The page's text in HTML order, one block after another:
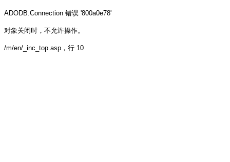
ADODB.Connection 错误 '800a0e78'
对象关闭时，不允许操作。
/m/en/_inc_top.asp ，行 10